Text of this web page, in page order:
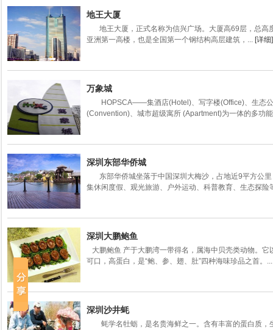
地王大厦
地王大厦，正式名称为信兴广场。大厦高69层，总高
亚洲第一高楼，也是全国第一个钢结构高层建筑，... [详细]
万象城
HOPSCA——集酒店(Hotel)、写字楼(Office)、生态公
(Convention)、城市超级寓所 (Apartment)为一体的多功
深圳东部华侨城
东部华侨城坐落于中国深圳大梅沙，占地近9平方公
集休闲度假、观光旅游、户外运动、科普教育、生态探险
深圳大鹏鲍鱼
大鹏鲍鱼 产于大鹏湾一带得名，属海中贝壳类动物。
可口，高蛋白，是“鲍、参、翅、肚”四种海味珍品之首。
深圳沙井蚝
蚝学名牡蛎，是名贵海鲜之一。含有丰富的蛋白质，